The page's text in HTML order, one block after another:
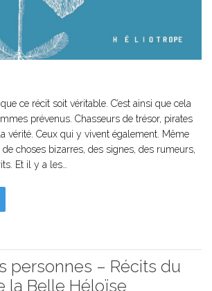
ce récit soit véritable. C’est ainsi que cela
prévenus. Chasseurs de trésor, pirates
vérité. Ceux qui y vivent également. Même
de choses bizarres, des signes, des rumeurs,
Et il y a les…
personnes – Récits du
la Belle Héloïse